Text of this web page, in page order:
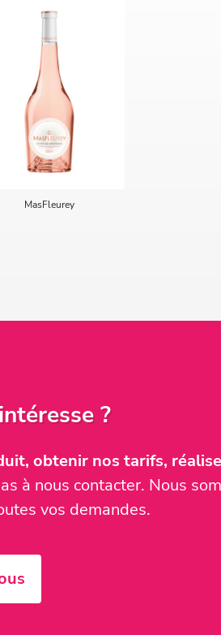
MasFleurey
?
obtenir nos tarifs,
à nous contacter. Nous
vos demandes.